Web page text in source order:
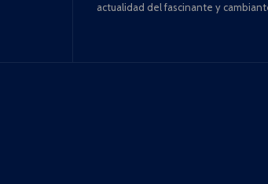
actualidad del fascinante y